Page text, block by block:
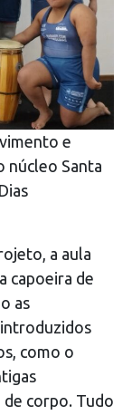
e
núcleo Santa
a aula
capoeira de
as
introduzidos
como o
de corpo. Tudo